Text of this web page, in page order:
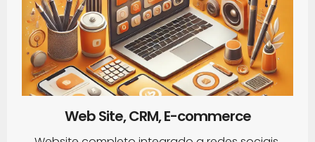
Web Site, CRM, E-commerce